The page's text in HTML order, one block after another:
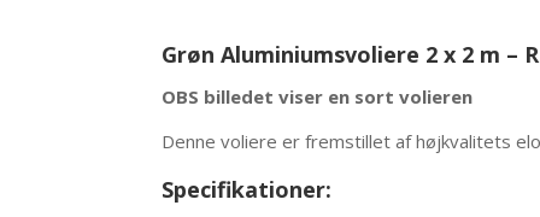
Grøn Aluminiumsvoliere 2 x 2 m –
OBS billedet viser en sort volieren
Denne voliere er fremstillet af højkvalitets
Specifikationer: